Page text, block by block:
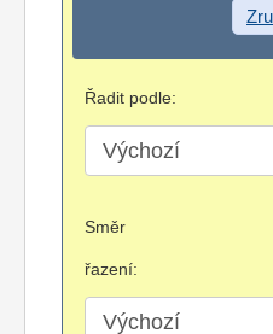
Řadit podle:
Směr
řazení: